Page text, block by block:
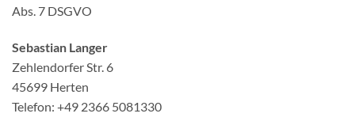
Abs. 7 DSGVO
Sebastian Langer
Zehlendorfer Str. 6
45699 Herten
Telefon: +49 2366 5081330